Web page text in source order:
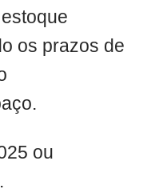
os prazos de
ou